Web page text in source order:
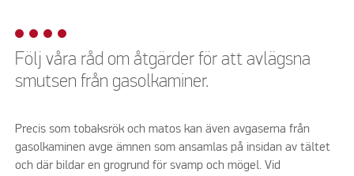
Följ våra råd om åtgärder för att avlägsna
smutsen från gasolkaminer.
Precis som tobaksrök och matos kan även avgaserna från
gasolkaminen avge ämnen som ansamlas på insidan av tältet
och där bildar en grogrund för svamp och mögel. Vid